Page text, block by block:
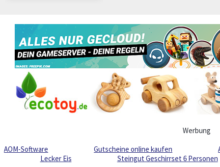
Werbung
AOM-Software
Gutscheine online kaufen
Lecker Eis
Steingut Geschirrset 6 Personen